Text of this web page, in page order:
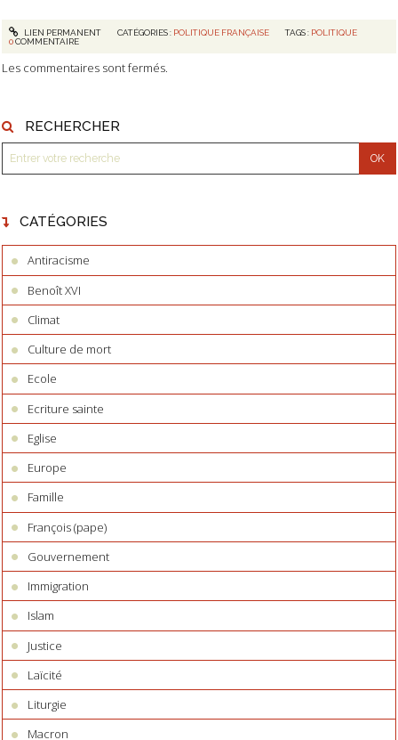
RECHERCHER
CATÉGORIES
Antiracisme
Benoît XVI
Climat
Culture de mort
Ecole
Ecriture sainte
Eglise
Europe
Famille
François (pape)
Gouvernement
Immigration
Islam
Justice
Laïcité
Liturgie
Macron
LIEN PERMANENT CATÉGORIES : POLITIQUE FRANÇAISE TAGS : POLITIQUE
0COMMENTAIRE
Les commentaires sont fermés.